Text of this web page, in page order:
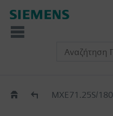
Old2NewMXE71.25S/180